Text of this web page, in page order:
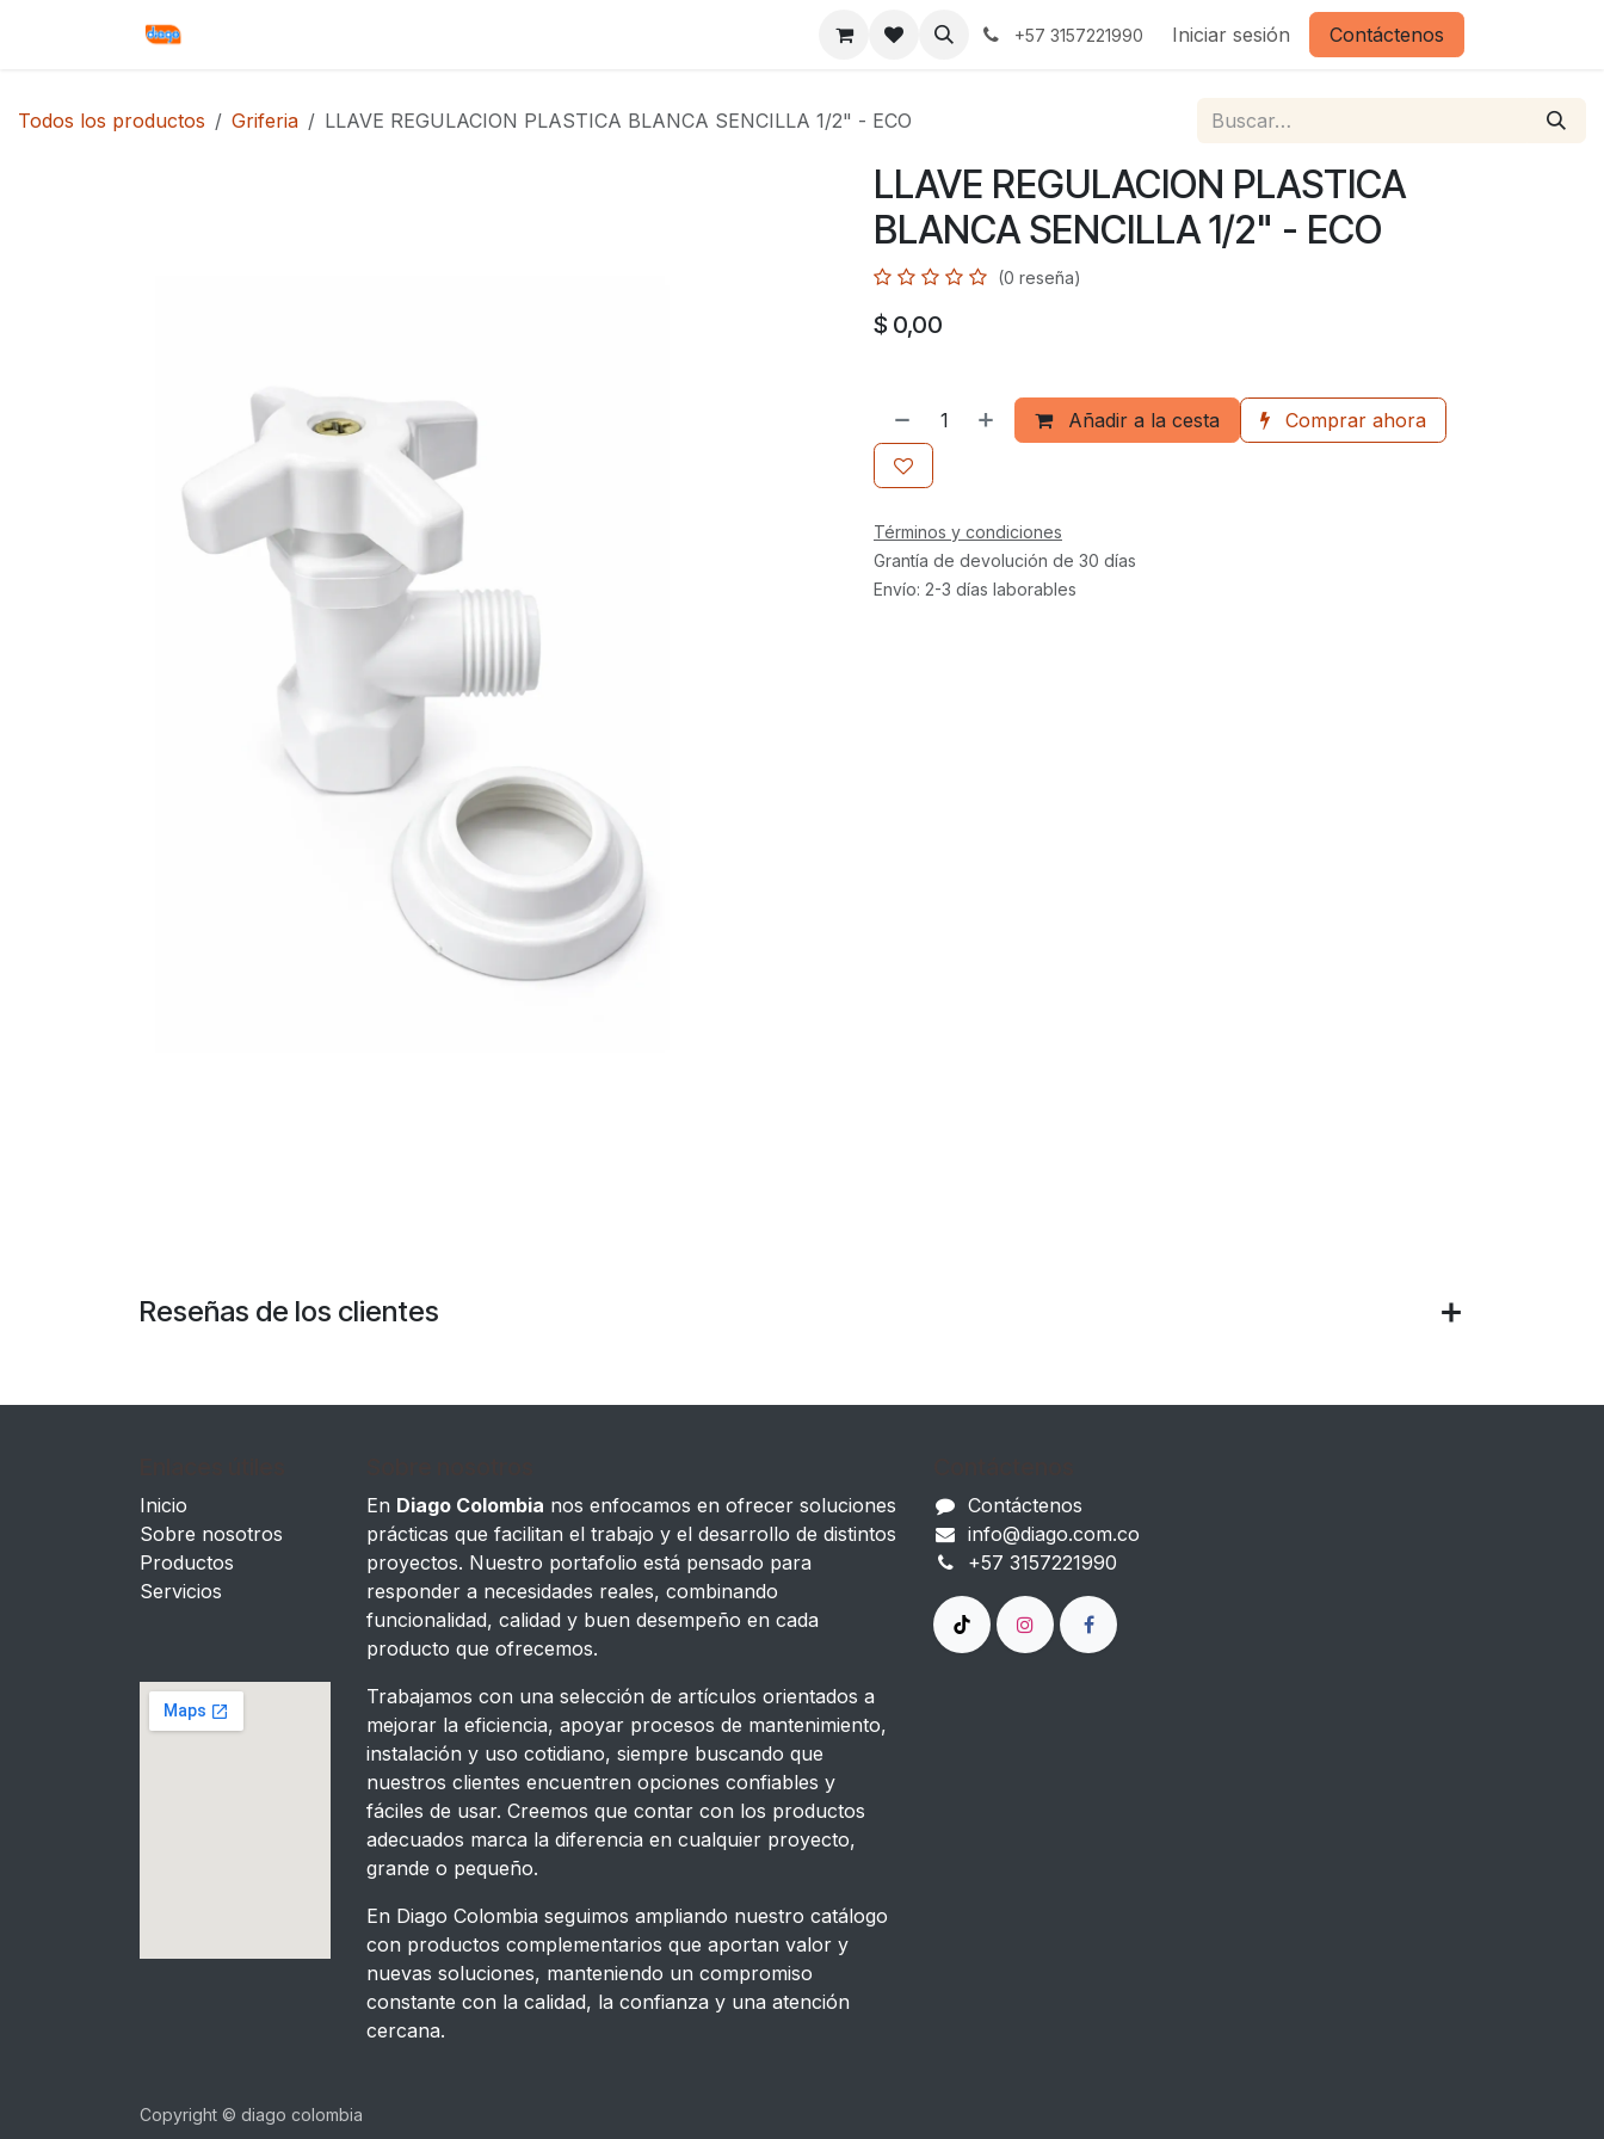
+57 3157221990 Iniciar sesión Contáctenos
Todos los productos Griferia LLAVE REGULACION PLASTICA BLANCA SENCILLA 1/2" - ECO
LLAVE REGULACION PLASTICA
BLANCA SENCILLA 1/2" - ECO
(0 reseña)
$ 0,00
Añadir a la cesta Comprar ahora
Términos y condiciones
Grantía de devolución de 30 días
Envío: 2-3 días laborables
Reseñas de los clientes
Inicio
Sobre nosotros
Productos
Servicios
En Diago Colombia nos enfocamos en ofrecer soluciones
prácticas que facilitan el trabajo y el desarrollo de distintos
proyectos. Nuestro portafolio está pensado para
responder a necesidades reales, combinando
funcionalidad, calidad y buen desempeño en cada
producto que ofrecemos.
Trabajamos con una selección de artículos orientados a
mejorar la eficiencia, apoyar procesos de mantenimiento,
instalación y uso cotidiano, siempre buscando que
nuestros clientes encuentren opciones confiables y
fáciles de usar. Creemos que contar con los productos
adecuados marca la diferencia en cualquier proyecto,
grande o pequeño.
En Diago Colombia seguimos ampliando nuestro catálogo
con productos complementarios que aportan valor y
nuevas soluciones, manteniendo un compromiso
constante con la calidad, la confianza y una atención
cercana.
Contáctenos
info@diago.com.co
+57 3157221990
Copyright © diago colombia